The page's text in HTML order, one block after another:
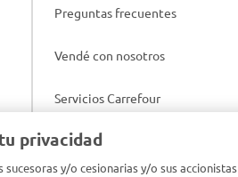
Preguntas frecuentes
Vendé con nosotros
Servicios Carrefour
Info útil
privacidad
sucesoras y/o cesionarias y/o sus accionistas